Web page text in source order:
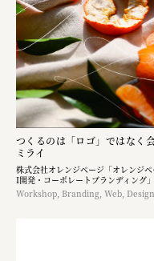
つくるのは「ロゴ」ではなく​
ミライ
株式会社オレンジページ​「オレンジ
I開発・コーポレートブランディング​」
Workshop, Branding, Web,